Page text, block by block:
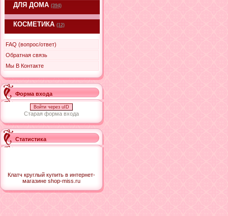
ДЛЯ ДОМА (394)
КОСМЕТИКА (12)
FAQ (вопрос/ответ)
Обратная связь
Мы В Контакте
Форма входа
Войти через uID
Старая форма входа
Статистика
Клатч круглый купить в интернет-
магазине shop-miss.ru